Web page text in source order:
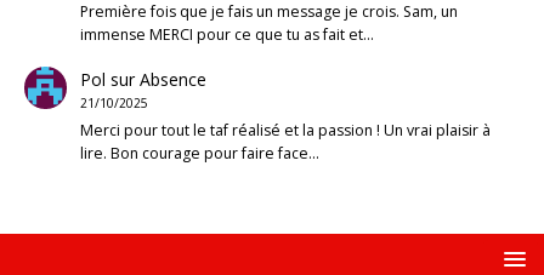
Première fois que je fais un message je crois. Sam, un
immense MERCI pour ce que tu as fait et…
Pol surAbsence
21/10/2025
Merci pour tout le taf réalisé et la passion ! Un vrai plaisir à
lire. Bon courage pour faire face…